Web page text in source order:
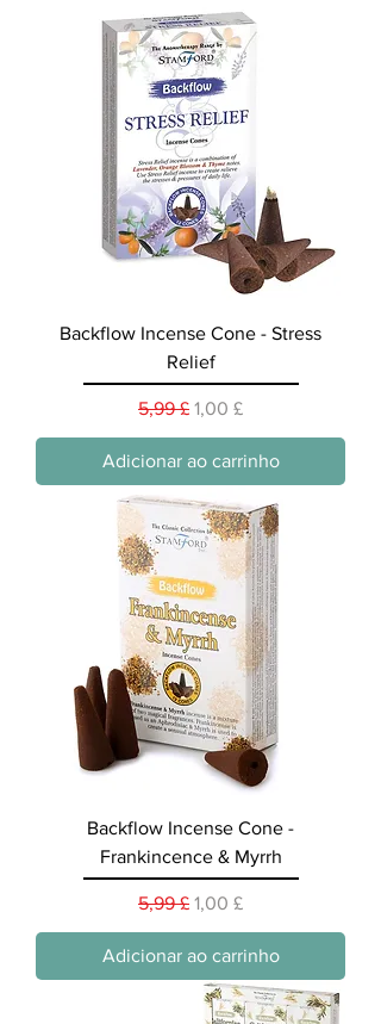
Backflow Incense Cone - Stress
Relief
Preço normal
5,99 £ Preço promocional
1,00 £
Adicionar ao carrinho
Backflow Incense Cone -
Frankincence & Myrrh
Preço normal
5,99 £ Preço promocional
1,00 £
Adicionar ao carrinho